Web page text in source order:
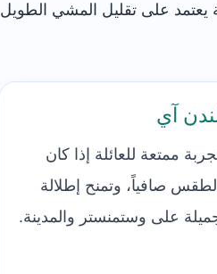
يعتمد على تقليل المشي الطويل
آي
ممتعة للعائلة إذا كان
الطقس صافياً، وتمنح إطلالة
على وستمنستر والمدينة.